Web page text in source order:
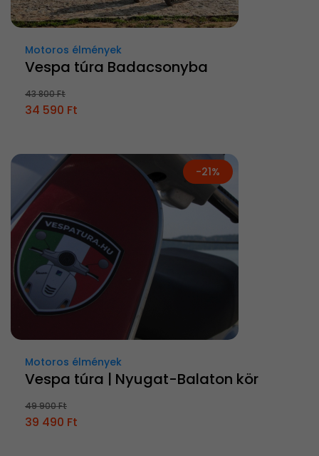
Motoros élmények
Vespa túra Badacsonyba
43 800 Ft
34 590 Ft
-21%
Motoros élmények
Vespa túra | Nyugat-Balaton kör
49 900 Ft
39 490 Ft